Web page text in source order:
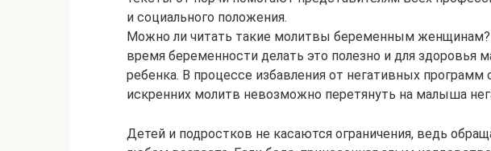
и социального положения.
Можно ли читать такие молитвы беременным
время беременности делать это полезно и для здоровья
ребенка. В процессе избавления от негативных
искренних молитв невозможно перетянуть на малыша
Детей и подростков не касаются ограничения, ведь